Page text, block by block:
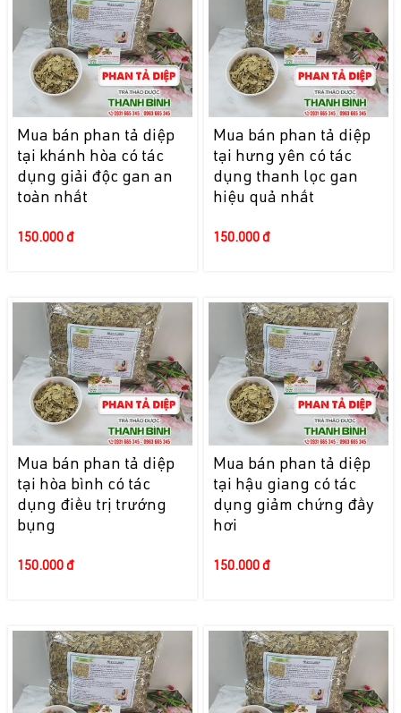
Mua bán phan tả diệp
tại khánh hòa có tác
dụng giải độc gan an
toàn nhất
150.000 đ
Mua bán phan tả diệp
tại hưng yên có tác
dụng thanh lọc gan
hiệu quả nhất
150.000 đ
Mua bán phan tả diệp
tại hòa bình có tác
dụng điều trị trướng
bụng
150.000 đ
Mua bán phan tả diệp
tại hậu giang có tác
dụng giảm chứng đầy
hơi
150.000 đ